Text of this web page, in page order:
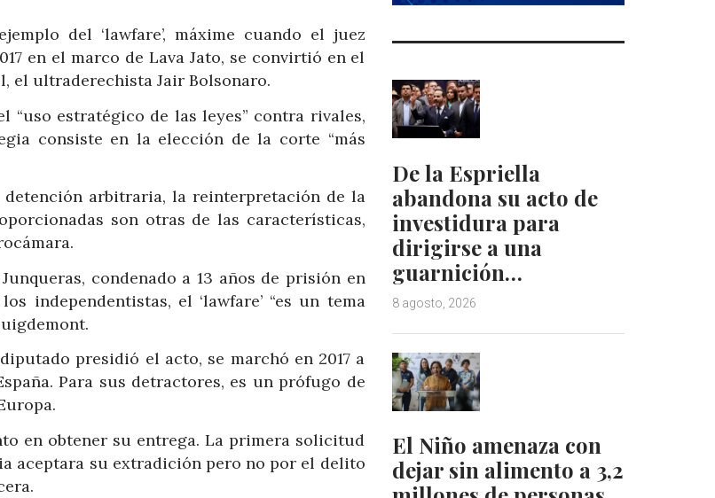
del ‘lawfare’, máxime cuando el juez
en el marco de Lava Jato, se convirtió en el
el ultraderechista Jair Bolsonaro.
“uso estratégico de las leyes” contra rivales,
consiste en la elección de la corte “más
arbitraria, la reinterpretación de la
son otras de las características,
condenado a 13 años de prisión en
independentistas, el ‘lawfare’ “es un tema
presidió el acto, se marchó en 2017 a
Para sus detractores, es un prófugo de
en obtener su entrega. La primera solicitud
aceptara su extradición pero no por el delito
De la Espriella
abandona su acto de
investidura para
dirigirse a una
guarnición…
8 agosto, 2026
El Niño amenaza con
dejar sin alimento a 3,2